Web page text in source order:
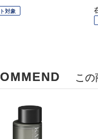
対象
この